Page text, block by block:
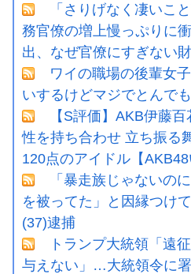
「さりげなく凄いこ
務官僚の増上慢っぷりに
出、なぜ官僚にすぎない
ワイの職場の後輩女
いするけどマジでとんで
【S評価】AKB伊藤
性を持ち合わせ 立ち振る
120点のアイドル【AKB48
「暴走族じゃないの
を被ってた」と因縁つけ
(37)逮捕
トランプ大統領「遠
与えない」…大統領令に